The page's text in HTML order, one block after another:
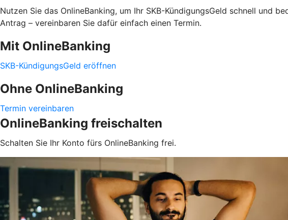
Nutzen Sie das OnlineBanking, um Ihr SKB-KündigungsGeld schnell und
Antrag – vereinbaren Sie dafür einfach einen Termin.
Mit OnlineBanking
SKB-KündigungsGeld eröffnen
Ohne OnlineBanking
Termin vereinbaren
OnlineBanking freischalten
Schalten Sie Ihr Konto fürs OnlineBanking frei.